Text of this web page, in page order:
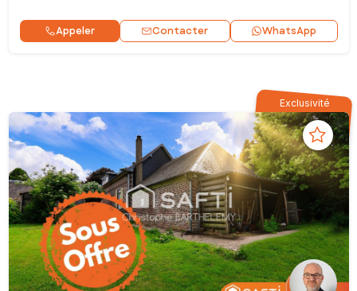
Appeler Contacter WhatsApp
Exclusivité